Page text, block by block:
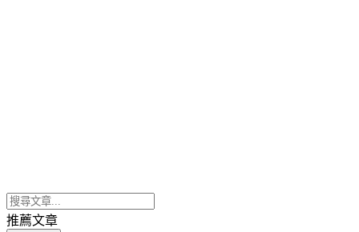
推薦文章